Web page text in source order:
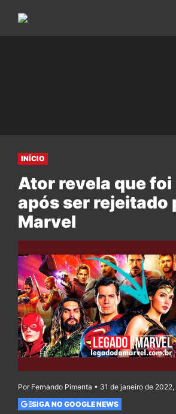
INÍCIO
Ator revela que foi
após ser rejeitado
Marvel
Por Fernando Pimenta • 31 de janeiro de 2022,
SIGA NO GOOGLE NEWS